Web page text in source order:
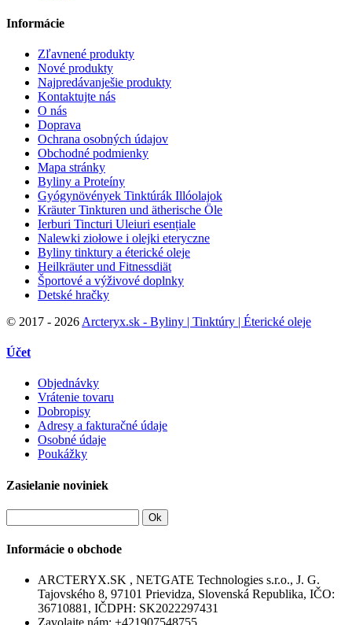
Informácie
Zľavnené produkty
Nové produkty
Najpredávanješie produkty
Kontaktujte nás
O nás
Doprava
Ochrana osobných údajov
Obchodné podmienky
Mapa stránky
Byliny a Proteíny
Gyógynövények Tinktúrák Illóolajok
Kräuter Tinkturen und ätherische Öle
Ierburi Tincturi Uleiuri esențiale
Nalewki ziołowe i olejki eteryczne
Byliny tinktury a éterické oleje
Heilkräuter und Fitnessdiät
Športové a výživové doplnky
Detské hračky
© 2017 - 2026 Arcteryx.sk - Byliny | Tinktúry | Éterické oleje
Účet
Objednávky
Vrátenie tovaru
Dobropisy
Adresy a fakturačné údaje
Osobné údaje
Poukážky
Zasielanie noviniek
Ok
Informácie o obchode
ARCTERYX.SK , NETGATE Technologies s.r.o., J. G.
Tajovského 8, 97101 Prievidza, Slovenská Republika, IČO:
36710881, IČDPH: SK2022297431